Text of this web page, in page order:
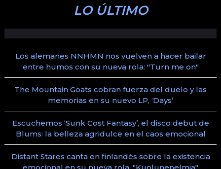
LO ÚLTIMO
Los alemanes NNHMN nos vuelven a hacer bailar
entre humos con su nueva rola: "Turn me on"
The Mountain Goats cobran fuerza del duelo y las
memorias en su nuevo LP, ‘Days’
Escuchemos ‘Sunk Cost Fantasy’, el disco debut de
Blums: la belleza agridulce en el caos emocional
Distant Stares canta en finlandés sobre la existencia